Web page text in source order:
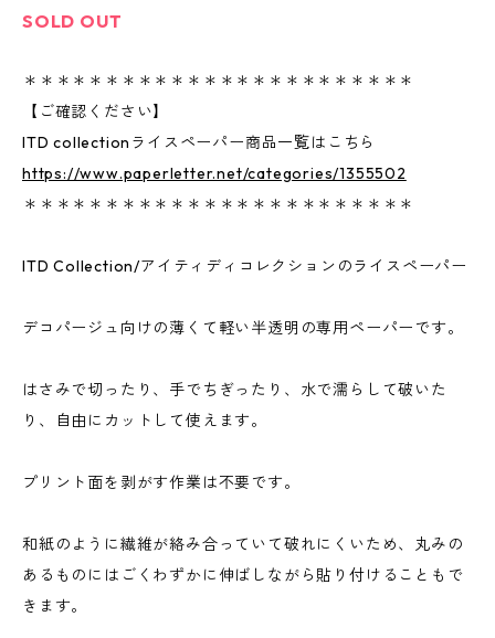
SOLD OUT
＊＊＊＊＊＊＊＊＊＊＊＊＊＊＊＊＊＊＊＊＊＊＊＊
【ご確認ください】
ITD collectionライスペーパー商品一覧はこちら
https://www.paperletter.net/categories/1355502
＊＊＊＊＊＊＊＊＊＊＊＊＊＊＊＊＊＊＊＊＊＊＊＊
ITD Collection/アイティディコレクションのライスペーパー
デコパージュ向けの薄くて軽い半透明の専用ペーパーです。
はさみで切ったり、手でちぎったり、水で濡らして破いた
り、自由にカットして使えます。
プリント面を剥がす作業は不要です。
和紙のように繊維が絡み合っていて破れにくいため、丸みの
あるものにはごくわずかに伸ばしながら貼り付けることもで
きます。